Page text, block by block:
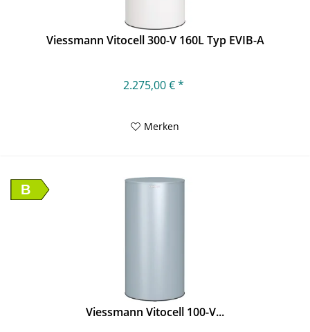
Viessmann Vitocell 300-V 160L Typ EVIB-A
2.275,00 € *
Merken
B
Viessmann Vitocell 100-V...